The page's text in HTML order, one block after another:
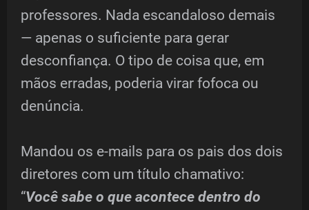
professores. Nada escandaloso demais
— apenas o suficiente para gerar
desconfiança. O tipo de coisa que, em
mãos erradas, poderia virar fofoca ou
denúncia.
Mandou os e-mails para os pais dos dois
diretores com um título chamativo:
“Você sabe o que acontece dentro do